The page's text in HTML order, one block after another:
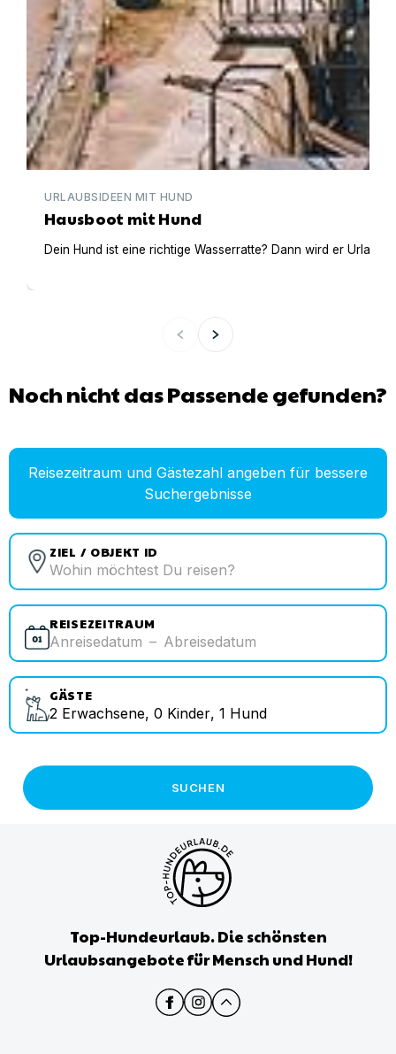
URLAUBSIDEEN MIT HUND
Hausboot mit Hund
Dein Hund ist eine richtige Wasserratte? Dann wird er
Noch nicht das Passende gefunden?
Reisezeitraum und Gästezahl angeben für bessere
Suchergebnisse
ZIEL / OBJEKT ID
REISEZEITRAUM
Anreisedatum – Abreisedatum
GÄSTE
2 Erwachsene, 0 Kinder, 1 Hund
SUCHEN
Top-Hundeurlaub. Die schönsten
Urlaubsangebote für Mensch und Hund!